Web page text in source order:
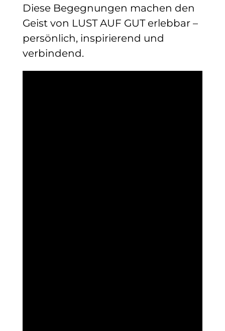
Diese Begegnungen machen den
Geist von LUST AUF GUT erlebbar –
persönlich, inspirierend und
verbindend.